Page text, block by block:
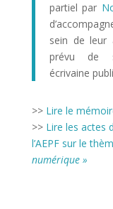
partiel par
sein de leur
prévu de
écrivaine
>> Lire le
>> Lire les actes
l’AEPF sur le
numérique »